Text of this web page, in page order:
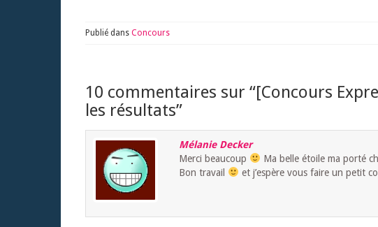
Publié dans Concours
10 commentaires sur “[Concours
les résultats”
Mélanie Decker
Merci beaucoup
Ma belle étoile ma porté
Bon travail
et j’espère vous faire un petit